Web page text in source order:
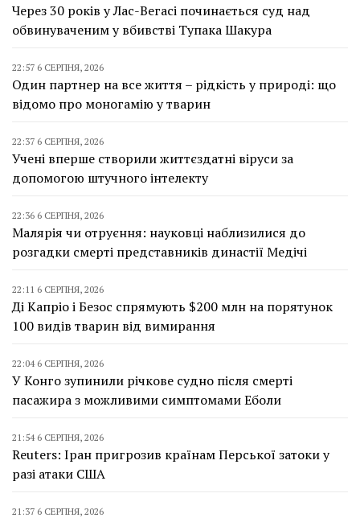
Через 30 років у Лас-Вегасі починається суд над
обвинуваченим у вбивстві Тупака Шакура
22:57 6 СЕРПНЯ, 2026
Один партнер на все життя – рідкість у природі: що
відомо про моногамію у тварин
22:37 6 СЕРПНЯ, 2026
Учені вперше створили життєздатні віруси за
допомогою штучного інтелекту
22:36 6 СЕРПНЯ, 2026
Малярія чи отруєння: науковці наблизилися до
розгадки смерті представників династії Медічі
22:11 6 СЕРПНЯ, 2026
Ді Капріо і Безос спрямують $200 млн на порятунок
100 видів тварин від вимирання
22:04 6 СЕРПНЯ, 2026
У Конго зупинили річкове судно після смерті
пасажира з можливими симптомами Еболи
21:54 6 СЕРПНЯ, 2026
Reuters: Іран пригрозив країнам Перської затоки у
разі атаки США
21:37 6 СЕРПНЯ, 2026